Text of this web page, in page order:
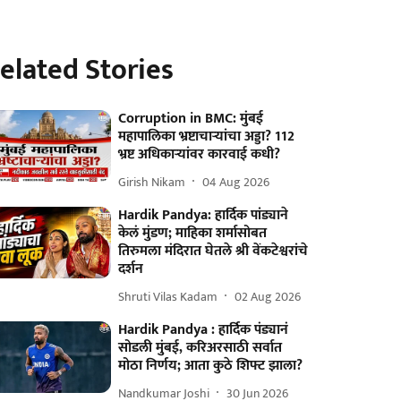
Stories
Corruption in BMC: मुंबई
महापालिका भ्रष्टाचाऱ्यांचा अड्डा? 112
भ्रष्ट अधिकाऱ्यांवर कारवाई कधी?
Girish Nikam 04 Aug 2026
Hardik Pandya: हार्दिक पांड्याने
केलं मुंडण; माहिका शर्मासोबत
तिरुमला मंदिरात घेतले श्री वेंकटेश्वरांचे
दर्शन
Shruti Vilas Kadam 02 Aug 2026
Hardik Pandya : हार्दिक पंड्यानं
सोडली मुंबई, करिअरसाठी सर्वात
मोठा निर्णय; आता कुठे शिफ्ट झाला?
Nandkumar Joshi 30 Jun 2026